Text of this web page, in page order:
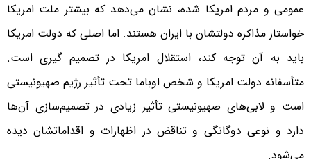
عمومی و مردم امریکا شده، نشان می‌دهد که بیشتر ملت امریکا
خواستار مذاکره دولتشان با ایران هستند. اما اصلی که دولت امریکا
باید به آن توجه کند، استقلال امریکا در تصمیم گیری است.
متأسفانه دولت امریکا و شخص اوباما تحت تأثیر رژیم صهیونیستی
است و لابی‌های صهیونیستی تأثیر زیادی در تصمیم‌سازی آن‌ها
دارد و نوعی دوگانگی و تناقض در اظهارات و اقداماتشان دیده
می‌شود.